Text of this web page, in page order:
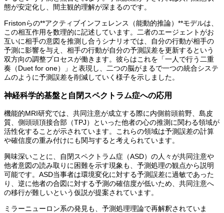
態が安定化し、間主観的理解が深まるのです。
Fristonらの**アクティブインフェレンス（能動的推論）**モデルは、
この相互作用を数理的に記述しています。二者のエージェントがお
互いに相手の意図を推測し合うシナリオでは、自分の行動が相手の
予測に影響を与え、相手の行動が自分の予測誤差を更新するという
双方向の調整プロセスが働きます。彼らはこれを「一人で行う二重
奏（Duet for one）」と表現し、二つの脳がまるで一つの統合システ
ムのように予測誤差を削減していく様子を示しました。
神経科学的基盤と自閉スペクトラム症への応用
機能的MRI研究では、共同注意が成立する際に内側前頭前野、島皮
質、側頭頭頂接合部（TPJ）といった他者の心の推測に関わる領域が
活性化することが示されています。これらの領域は予測誤差の計算
や確信度の重み付けにも関与すると考えられています。
興味深いことに、自閉スペクトラム症（ASD）の人々が共同注意や
他者意図の読み取りに困難を示す現象も、予測処理の観点から説明
可能です。ASD当事者は環境変化に対する予測誤差に過敏であった
り、逆に他者の合図に対する予測の確信度が低いため、共同注意へ
の移行が難しいという仮説が提案されています。
ミラーニューロン系の発見も、予測処理理論で再解釈されていま